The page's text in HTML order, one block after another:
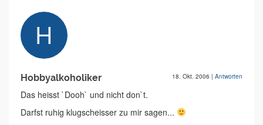
Hobbyalkoholiker 18. Okt. 2006 | Antworten
Das heisst `Dooh` und nicht don`t.
Darfst ruhig klugscheisser zu mir sagen...